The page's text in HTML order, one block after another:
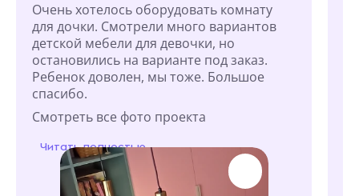
Очень хотелось оборудовать комнату
для дочки. Смотрели много вариантов
детской мебели для девочки, но
остановились на варианте под заказ.
Ребенок доволен, мы тоже. Большое
спасибо.
Смотреть все фото проекта
Читать полностью